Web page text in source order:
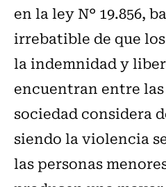
en la ley N° 19.856,
irrebatible de que
la indemnidad y
encuentran entre
sociedad considera
siendo la violencia
las personas